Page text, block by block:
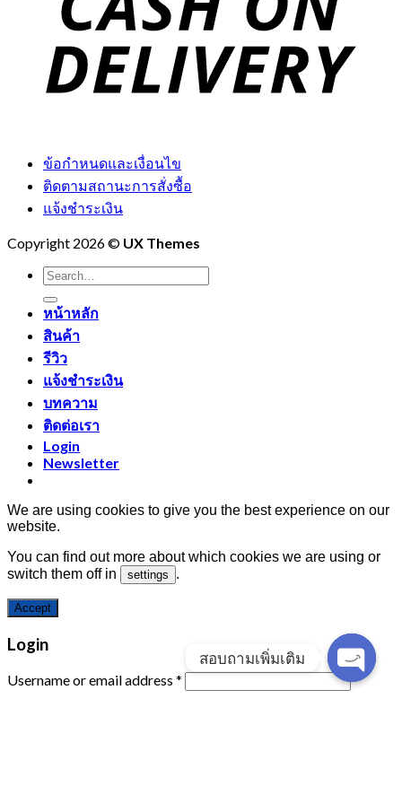
ข้อกำหนดและเงื่อนไข
ติดตามสถานะการสั่งซื้อ
แจ้งชำระเงิน
Copyright 2026 © UX Themes
Search
for:
หน้าหลัก
สินค้า
รีวิว
แจ้งชำระเงิน
บทความ
ติดต่อเรา
Login
Newsletter
We are using cookies to give you the best experience on our
website.
You can find out more about which cookies we are using or
switch them off in
settings .
Accept
Login
Username or email address *
สอบถามเพิ่มเติม
Open